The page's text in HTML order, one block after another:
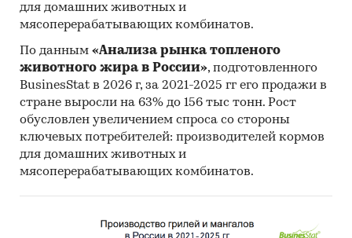
для домашних животных и
мясоперерабатывающих комбинатов.
По данным «Анализа рынка топленого
животного жира в России», подготовленного
BusinesStat в 2026 г, за 2021-2025 гг его продажи в
стране выросли на 63% до 156 тыс тонн. Рост
обусловлен увеличением спроса со стороны
ключевых потребителей: производителей кормов
для домашних животных и
мясоперерабатывающих комбинатов.